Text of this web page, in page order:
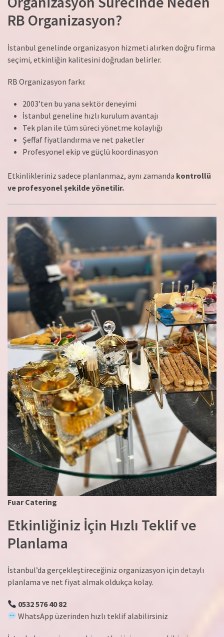
RB Organizasyon?
İstanbul genelinde organizasyon hizmeti alırken doğru firma
seçimi, etkinliğin kalitesini doğrudan belirler.
RB Organizasyon farkı:
2003’ten bu yana sektör deneyimi
İstanbul geneline hızlı kurulum avantajı
Tek plan ile tüm süreci yönetme kolaylığı
Şeffaf fiyatlandırma ve net paketler
Profesyonel ekip ve güçlü koordinasyon
Etkinlikleriniz sadece planlanmaz, aynı zamanda kontrollü
ve profesyonel şekilde yönetilir.
Fuar Catering
Etkinliğiniz İçin Hızlı Teklif ve
Planlama
İstanbul’da gerçekleştireceğiniz organizasyon için detaylı
planlama ve net fiyat almak oldukça kolay.
0532 576 40 82
WhatsApp üzerinden hızlı teklif alabilirsiniz